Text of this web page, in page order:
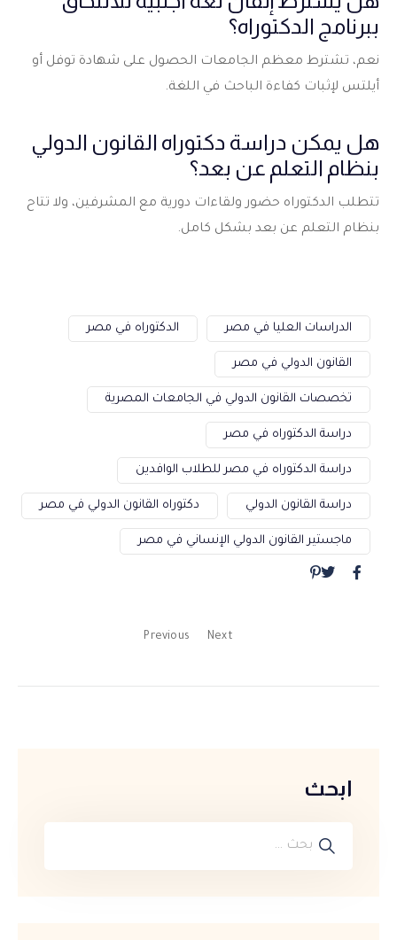
ببرنامج الدكتوراه؟
نعم، تشترط معظم الجامعات الحصول على شهادة توفل أو
أيلتس لإثبات كفاءة الباحث في اللغة.
هل يمكن دراسة دكتوراه القانون الدولي
بنظام التعلم عن بعد؟
تتطلب الدكتوراه حضور ولقاءات دورية مع المشرفين، ولا تتاح
بنظام التعلم عن بعد بشكل كامل.
الدراسات العليا في مصر الدكتوراه في مصر
القانون الدولي في مصر
تخصصات القانون الدولي في الجامعات المصرية
دراسة الدكتوراه في مصر
دراسة الدكتوراه في مصر للطلاب الوافدين
دراسة القانون الدولي دكتوراه القانون الدولي في مصر
ماجستير القانون الدولي الإنساني في مصر
Previous Next
ابحث